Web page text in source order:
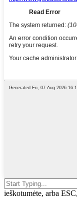
ieškotumėte, arba